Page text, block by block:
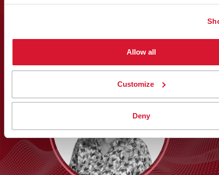
Allow all
Customize
Deny
MARKETING